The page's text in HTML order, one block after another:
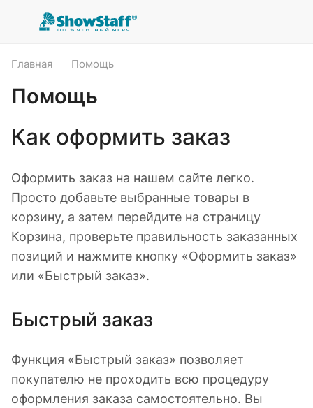
Главная Помощь
Помощь
Как оформить заказ
Оформить заказ на нашем сайте легко.
Просто добавьте выбранные товары в
корзину, а затем перейдите на страницу
Корзина, проверьте правильность заказанных
позиций и нажмите кнопку «Оформить заказ»
или «Быстрый заказ».
Быстрый заказ
Функция «Быстрый заказ» позволяет
покупателю не проходить всю процедуру
оформления заказа самостоятельно. Вы